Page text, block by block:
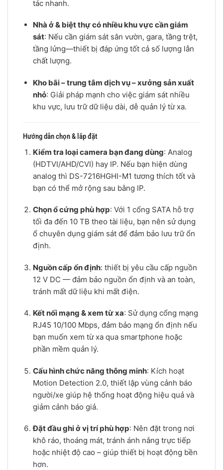
tác nhanh.
Nhà ở & biệt thự có nhiều khu vực cần giám
sát: Nếu cần giám sát sân vườn, gara, tầng trệt,
tầng lửng—thiết bị đáp ứng tốt cả số lượng lẫn
chất lượng.
Kho bãi – trung tâm dịch vụ – xưởng sản xuất
nhỏ: Giải pháp mạnh cho việc giám sát nhiều
khu vực, lưu trữ dữ liệu dài, dễ quản lý từ xa.
Hướng dẫn chọn & lắp đặt
Kiểm tra loại camera bạn đang dùng: Analog
(HDTVI/AHD/CVI) hay IP. Nếu bạn hiện dùng
analog thì DS-7216HGHI-M1 tương thích tốt và
bạn có thể mở rộng sau bằng IP.
Chọn ổ cứng phù hợp: Với 1 cổng SATA hỗ trợ
tối đa đến 10 TB theo tài liệu, bạn nên sử dụng
ổ chuyên dụng giám sát để đảm bảo lưu trữ ổn
định.
Nguồn cấp ổn định: thiết bị yêu cầu cấp nguồn
12 V DC — đảm bảo nguồn ổn định và an toàn,
tránh mất dữ liệu khi mất điện.
Kết nối mạng & xem từ xa: Sử dụng cổng mạng
RJ45 10/100 Mbps, đảm bảo mạng ổn định nếu
bạn muốn xem từ xa qua smartphone hoặc
phần mềm quản lý.
Cấu hình chức năng thông minh: Kích hoạt
Motion Detection 2.0, thiết lập vùng cảnh báo
người/xe giúp hệ thống hoạt động hiệu quả và
giảm cảnh báo giả.
Đặt đầu ghi ở vị trí phù hợp: Nên đặt trong nơi
khô ráo, thoáng mát, tránh ánh nắng trực tiếp
hoặc nhiệt độ cao – giúp thiết bị hoạt động bền
hơn.